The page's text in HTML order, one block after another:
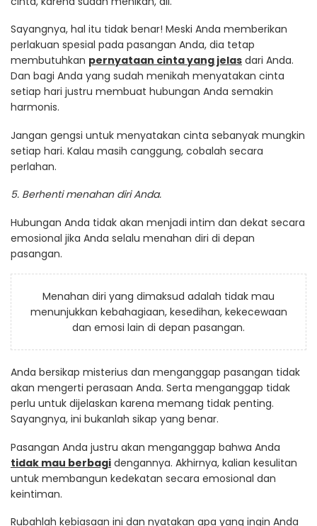
Sayangnya, hal itu tidak benar! Meski Anda memberikan
perlakuan spesial pada pasangan Anda, dia tetap
membutuhkan pernyataan cinta yang jelas dari Anda.
Dan bagi Anda yang sudah menikah menyatakan cinta
setiap hari justru membuat hubungan Anda semakin
harmonis.
Jangan gengsi untuk menyatakan cinta sebanyak mungkin
setiap hari. Kalau masih canggung, cobalah secara
perlahan.
5. Berhenti menahan diri Anda.
Hubungan Anda tidak akan menjadi intim dan dekat secara
emosional jika Anda selalu menahan diri di depan
pasangan.
Menahan diri yang dimaksud adalah tidak mau
menunjukkan kebahagiaan, kesedihan, kekecewaan
dan emosi lain di depan pasangan.
Anda bersikap misterius dan menganggap pasangan tidak
akan mengerti perasaan Anda. Serta menganggap tidak
perlu untuk dijelaskan karena memang tidak penting.
Sayangnya, ini bukanlah sikap yang benar.
Pasangan Anda justru akan menganggap bahwa Anda
tidak mau berbagi dengannya. Akhirnya, kalian kesulitan
untuk membangun kedekatan secara emosional dan
keintiman.
Rubahlah kebiasaan ini dan nyatakan apa yang ingin Anda